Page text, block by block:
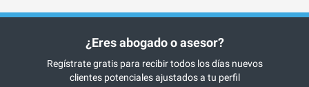
¿Eres abogado o asesor?
Regístrate gratis para recibir todos los días nuevos
clientes potenciales ajustados a tu perfil